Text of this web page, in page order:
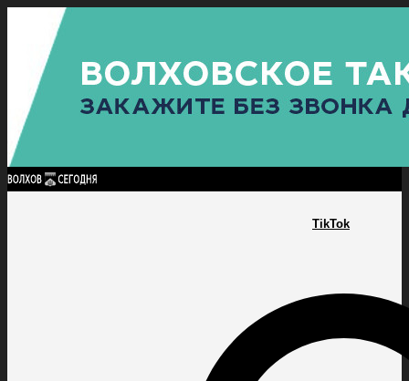
TikTok
Найти:
ГЛАВНАЯ ПОЛИТИКАПРОИСШЕСТВИЯ ПРОКУРАТУРАСПОРТ
ПОЛИТИКА
КУЛЬТУРА
ПОСЕЛЕНИЯ